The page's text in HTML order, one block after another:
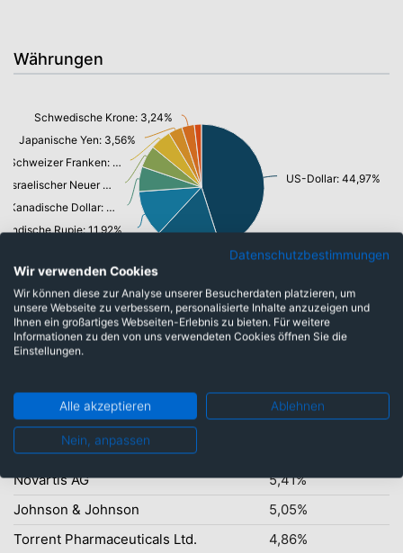
Währungen
US-Dollar: 44,97%
Indische Rupie: 11,92%
Kanadische Dollar: 6,40%
Israelischer Neuer Shekel: 5,67%
Schweizer Franken: 5,41%
Japanische Yen: 3,56%
Schwedische Krone: 3,24%
Top-Ten Titel
Eli Lilly and Company
Enliven Therapeutics Inc.
7,93%
argenx SE
6,05%
Teva Pharmaceutical Inds Ltd.
Novartis AG
5,41%
Johnson & Johnson
5,05%
Torrent Pharmaceuticals Ltd.
4,86%
Datenschutzbestimmungen
Wir verwenden Cookies
Wir können diese zur Analyse unserer Besucherdaten platzieren, um
unsere Webseite zu verbessern, personalisierte Inhalte anzuzeigen und
Ihnen ein großartiges Webseiten-Erlebnis zu bieten. Für weitere
Informationen zu den von uns verwendeten Cookies öffnen Sie die
Einstellungen.
Alle akzeptieren Ablehnen
Nein, anpassen